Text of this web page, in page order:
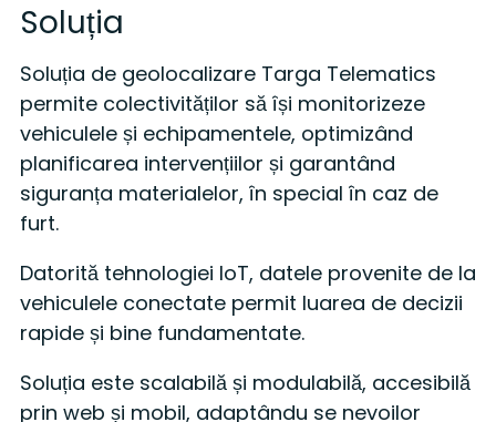
Soluția
Soluția de geolocalizare Targa Telematics
permite colectivităților să își monitorizeze
vehiculele și echipamentele, optimizând
planificarea intervențiilor și garantând
siguranța materialelor, în special în caz de
furt.
Datorită tehnologiei IoT, datele provenite de la
vehiculele conectate permit luarea de decizii
rapide și bine fundamentate.
Soluția este scalabilă și modulabilă, accesibilă
prin web și mobil, adaptându se nevoilor